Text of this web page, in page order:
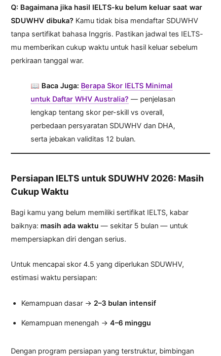
Q: Bagaimana jika hasil IELTS-ku belum keluar saat war
SDUWHV dibuka? Kamu tidak bisa mendaftar SDUWHV
tanpa sertifikat bahasa Inggris. Pastikan jadwal tes IELTS-
mu memberikan cukup waktu untuk hasil keluar sebelum
perkiraan tanggal war.
📖 Baca Juga: Berapa Skor IELTS Minimal
untuk Daftar WHV Australia? — penjelasan
lengkap tentang skor per-skill vs overall,
perbedaan persyaratan SDUWHV dan DHA,
serta jebakan validitas 12 bulan.
Persiapan IELTS untuk SDUWHV 2026: Masih
Cukup Waktu
Bagi kamu yang belum memiliki sertifikat IELTS, kabar
baiknya: masih ada waktu — sekitar 5 bulan — untuk
mempersiapkan diri dengan serius.
Untuk mencapai skor 4.5 yang diperlukan SDUWHV,
estimasi waktu persiapan:
Kemampuan dasar → 2–3 bulan intensif
Kemampuan menengah →4–6 minggu
Dengan program persiapan yang terstruktur, bimbingan